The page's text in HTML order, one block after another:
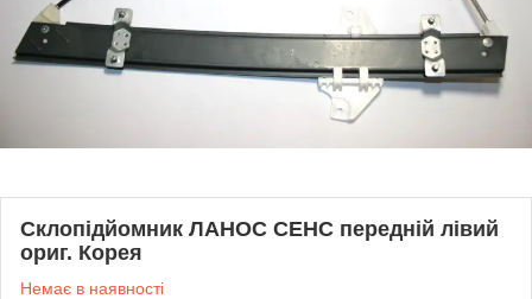
Склопідйомник ЛАНОС СЕНС передній лівий
ориг. Корея
Немає в наявності